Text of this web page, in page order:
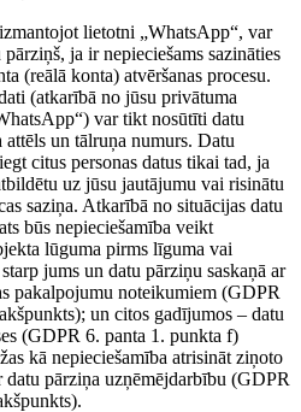
lietotni „WhatsApp“, var
ja ir nepieciešams sazināties
(reālā konta) atvēršanas procesu.
(atkarībā no jūsu privātuma
var tikt nosūtīti datu
un tālruņa numurs. Datu
citus personas datus tikai tad, ja
uz jūsu jautājumu vai risinātu
saziņa. Atkarībā no situācijas datu
būs nepieciešamība veikt
lūguma pirms līguma vai
jums un datu pārziņu saskaņā ar
pakalpojumu noteikumiem (GDPR
un citos gadījumos – datu
(GDPR 6. panta 1. punkta f)
kā nepieciešamība atrisināt ziņoto
datu pārziņa uzņēmējdarbību (GDPR